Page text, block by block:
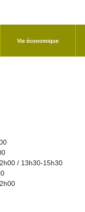
Vie économique
/ 13h30-15h30